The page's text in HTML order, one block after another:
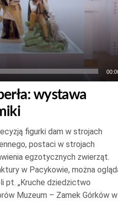
wystawa
figurki dam w strojach
postaci w strojach
egzotycznych zwierząt.
w Pacykowie, można
pt. „Kruche dziedzictwo
Muzeum – Zamek Górków w